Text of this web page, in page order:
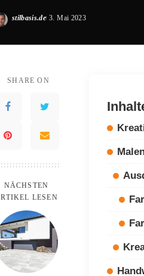
Posted
stilbasis.de 3. Mai 2023
SHARE ON
NÄCHSTEN
LESEN